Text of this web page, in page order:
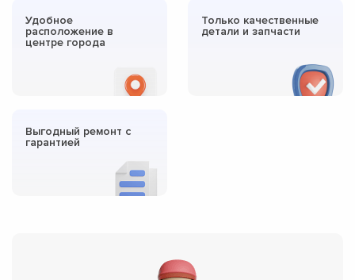
Удобное
расположение в
центре города
Только качественные
детали и запчасти
Выгодный ремонт с
гарантией